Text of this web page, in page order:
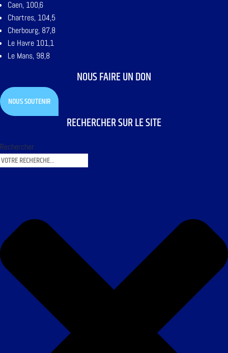
Caen, 100,6
Chartres, 104,5
Cherbourg, 87,8
Le Havre 101,1
Le Mans, 98,8
NOUS FAIRE UN DON
NOUS SOUTENIR
RECHERCHER SUR LE SITE
Rechercher